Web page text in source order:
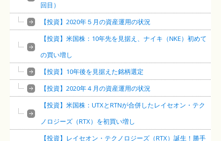
回目）
【投資】2020年５月の資産運用の状況
【投資】米国株：10年先を見据え、ナイキ（NKE）初めて
の買い増し
【投資】10年後を見据えた銘柄選定
【投資】2020年４月の資産運用の状況
【投資】米国株：UTXとRTNが合併したレイセオン・テク
ノロジーズ（RTX）を初買い増し
【投資】レイセオン・テクノロジーズ（RTX）誕生！勝手